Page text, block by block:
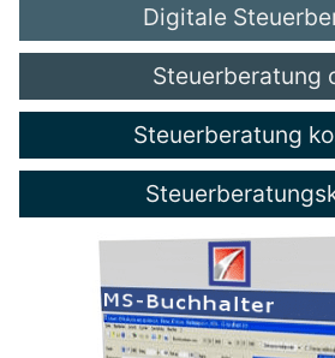
Digitale
Steuerberatung
Steuerberatung